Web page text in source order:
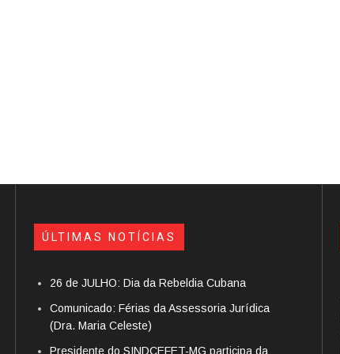
ÚLTIMAS NOTÍCIAS
26 de JULHO: Dia da Rebeldia Cubana
Comunicado: Férias da Assessoria Jurídica
(Dra. Maria Celeste)
Presidente do SINDCEFET-MG participa da